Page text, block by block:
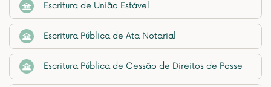
Escritura de União Estável
Escritura Pública de Ata Notarial
Escritura Pública de Cessão de Direitos de Posse